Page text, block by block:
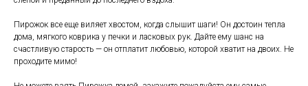
Пирожок все еще виляет хвостом, когда слышит шаги! Он достоин тепла
дома, мягкого коврика у печки и ласковых рук. Дайте ему шанс на
счастливую старость — он отплатит любовью, которой хватит на двоих. Не
проходите мимо!